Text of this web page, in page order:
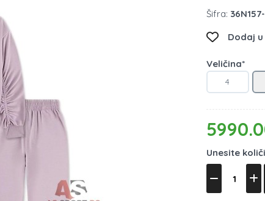
Šifra:
Dodaj
Veličina*
4
Unesite